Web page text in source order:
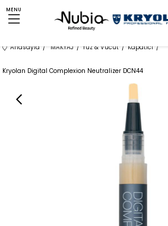
MENU
Anasayfa MAKYAJ Yüz & Vücut Kapatıcı
Kryolan Digital Complexion Neutralizer DCN44